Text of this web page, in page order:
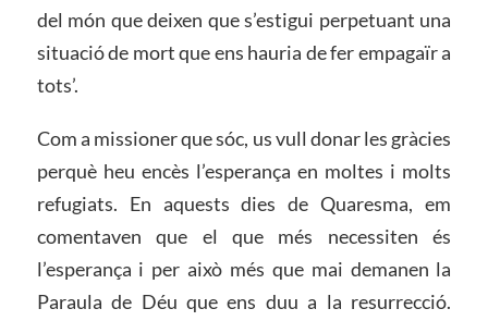
del món que deixen que s’estigui perpetuant una
situació de mort que ens hauria de fer empagaïr a
tots’.
Com a missioner que sóc, us vull donar les gràcies
perquè heu encès l’esperança en moltes i molts
refugiats. En aquests dies de Quaresma, em
comentaven que el que més necessiten és
l’esperança i per això més que mai demanen la
Paraula de Déu que ens duu a la resurrecció.